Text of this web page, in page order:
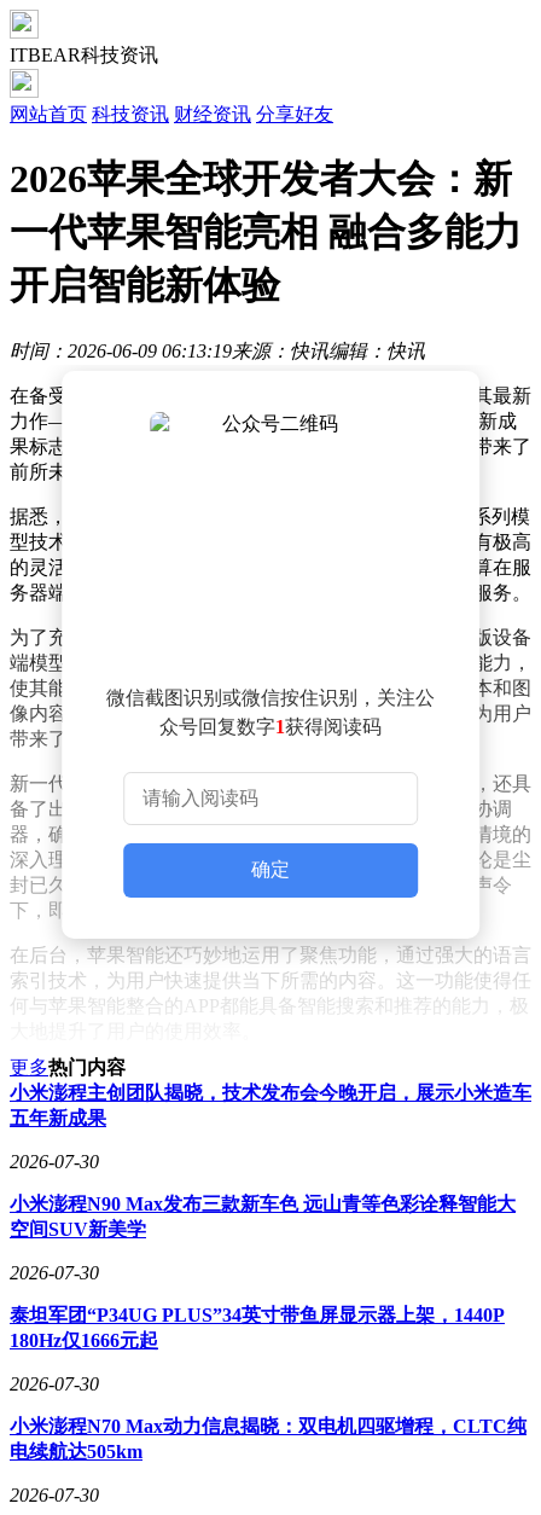
ITBEAR科技资讯
网站首页 科技资讯 财经资讯 分享好友
2026苹果全球开发者大会：新
一代苹果智能亮相 融合多能力
开启智能新体验
时间：2026-06-09 06:13:19来源：快讯编辑：快讯
在备受瞩目的全球开发者盛会上，苹果公司正式揭晓了其最新
力作——新一代苹果智能（Apple Intelligence）。这一创新成
果标志着苹果在人工智能领域迈出了重要一步，为用户带来了
前所未有的智能体验。
据悉，苹果与谷歌展开了深度合作，共同采用了Gemini系列模
型技术，精心打造出新一代苹果基础模型。这一模型具有极高
的灵活性，既能在设备端独立运行，也能依托专用云计算在服
务器端高效运作，为用户提供了更加便捷、高效的智能服务。
为了充分发挥苹果芯片的强大性能，苹果还推出了第二版设备
端模型。这一模型赋予了支持设备更加出色的语音处理能力，
使其能够精准地听懂并生成语音，同时还能深入理解文本和图
像内容。这一改进使得整个系统的听写功能更加精准，为用户
带来了更加流畅的使用体验。
新一代苹果智能不仅在理解和推理能力上有了显著提升，还具
备了出色的图像理解和生成能力。它通过引入新的系统协调
器，确保了各项功能之间的安全协同工作。基于对个人情境的
深入理解，苹果智能能够轻松找到用户所需的内容，无论是尘
封已久的老照片，还是近期记录的备忘录，只需用户一声令
下，即可迅速呈现。
在后台，苹果智能还巧妙地运用了聚焦功能，通过强大的语言
索引技术，为用户快速提供当下所需的内容。这一功能使得任
何与苹果智能整合的APP都能具备智能搜索和推荐的能力，极
苹果智能还凭借其丰富的世界知识，能够上网搜索最新资讯，
并利用专用云计算技术生成精准答案。通过“APP操作”功能，
苹果智能还能调用APP工具箱，在众多APP中智能筛选出合适
的工具，帮助用户轻松完成任务。更令人惊喜的是，苹果智能
及时提供针对性的帮助和支持。
微信截图识别或微信按住识别，关注公
众号回复数字1获得阅读码
确定
更多热门内容
小米澎程主创团队揭晓，技术发布会今晚开启，展示小米造车
五年新成果
2026-07-30
小米澎程N90 Max发布三款新车色 远山青等色彩诠释智能大
空间SUV新美学
2026-07-30
泰坦军团“P34UG PLUS”34英寸带鱼屏显示器上架，1440P
180Hz仅1666元起
2026-07-30
小米澎程N70 Max动力信息揭晓：双电机四驱增程，CLTC纯
电续航达505km
2026-07-30